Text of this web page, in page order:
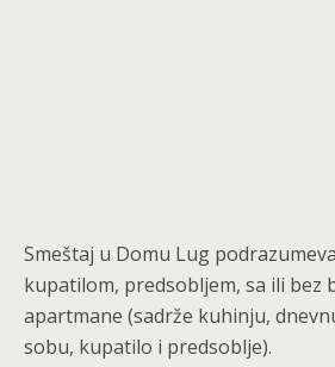
Smeštaj u Domu Lug
kupatilom, predsobljem, sa ili bez
apartmane (sadrže kuhinju,
sobu, kupatilo i predsoblje).